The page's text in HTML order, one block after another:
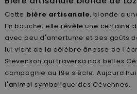
Cette bière artisanale, blonde a
En bouche, elle révèle une certaine
avec peu d'amertume et des goûts
lui vient de la célèbre ânesse de
Stevenson qui traversa nos belles
compagnie au 19e siècle.
l'animal symbolique des Cévennes.